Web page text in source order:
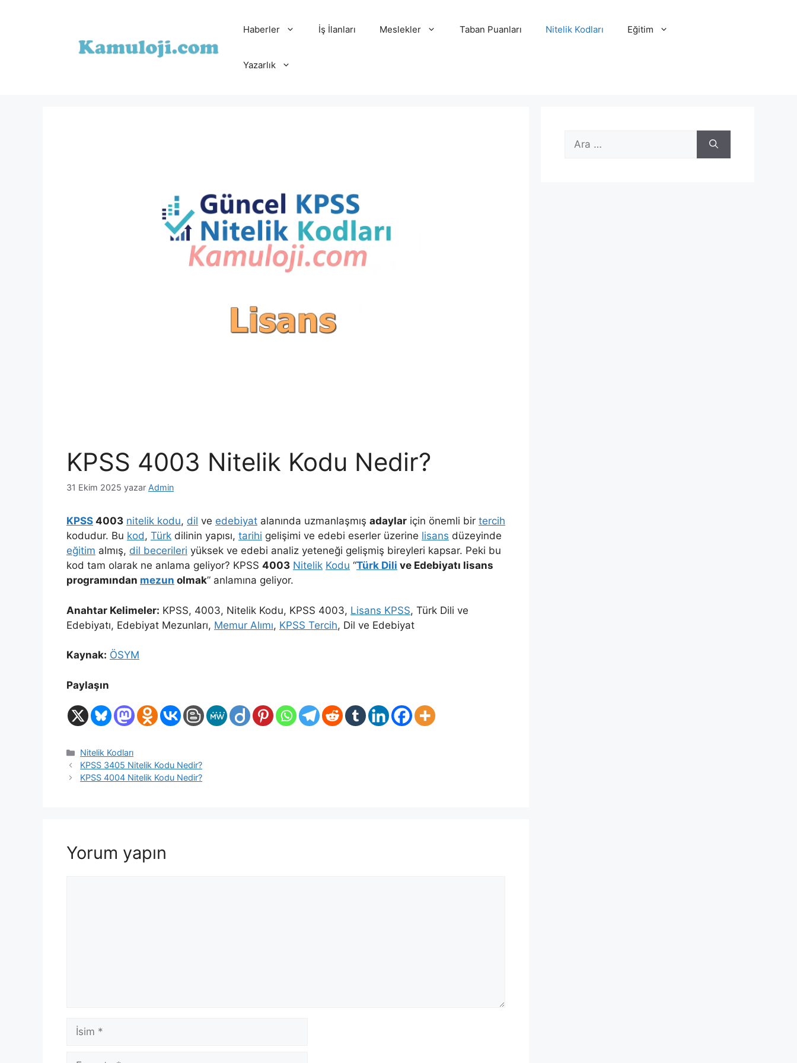
Haberler İş İlanları Meslekler Taban Puanları Nitelik Kodları Eğitim
Yazarlık
KPSS 4003 Nitelik Kodu Nedir?
31 Ekim 2025 yazar Admin
KPSS 4003 nitelik kodu, dil ve edebiyat alanında uzmanlaşmış adaylar için önemli bir tercih
kodudur. Bu kod, Türk dilinin yapısı, tarihi gelişimi ve edebi eserler üzerine lisans düzeyinde
eğitim almış, dil becerileri yüksek ve edebi analiz yeteneği gelişmiş bireyleri kapsar. Peki bu
kod tam olarak ne anlama geliyor? KPSS 4003 Nitelik Kodu “Türk Dili ve Edebiyatı lisans
programından mezun olmak” anlamına geliyor.
Anahtar Kelimeler: KPSS, 4003, Nitelik Kodu, KPSS 4003, Lisans KPSS, Türk Dili ve
Edebiyatı, Edebiyat Mezunları, Memur Alımı, KPSS Tercih, Dil ve Edebiyat
Kaynak: ÖSYM
Paylaşın
Kategoriler
Nitelik Kodları
KPSS 3405 Nitelik Kodu Nedir?
KPSS 4004 Nitelik Kodu Nedir?
Yorum yapın
İsim
için